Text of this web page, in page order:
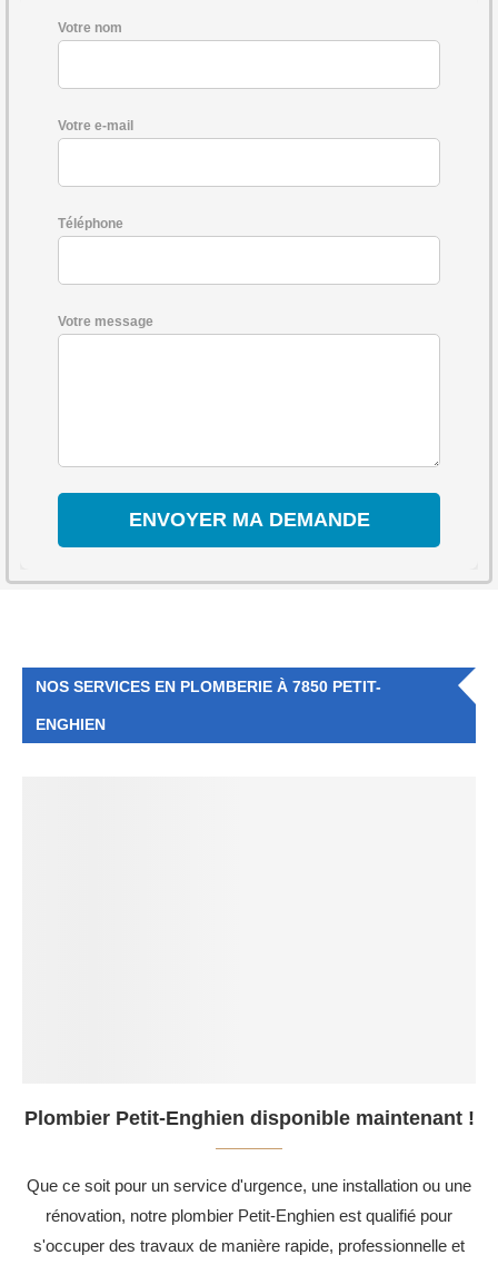
Votre nom
Votre e-mail
Téléphone
Votre message
NOS SERVICES EN PLOMBERIE À 7850 PETIT-
ENGHIEN
Plombier Petit-Enghien disponible maintenant !
Que ce soit pour un service d'urgence, une installation ou une
rénovation, notre plombier Petit-Enghien est qualifié pour
s'occuper des travaux de manière rapide, professionnelle et